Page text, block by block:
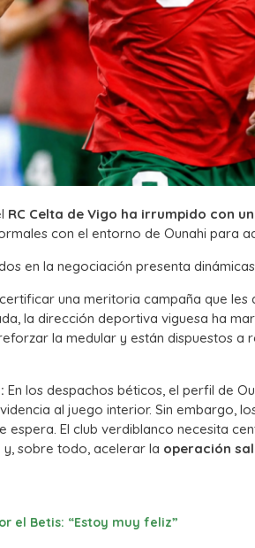
RC Celta de Vigo ha irrumpido con
con el entorno de Ounahi para
en la negociación presenta
una meritoria campaña que
la dirección deportiva viguesa ha
la medular y están dispuestos a
En los despachos béticos, el perfil de
al juego interior. Sin embargo,
espera. El club verdiblanco necesita
sobre todo, acelerar la operación
el Betis: “Estoy muy feliz”